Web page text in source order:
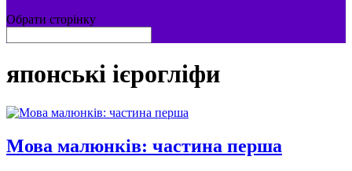
Обрати сторінку
японські ієрогліфи
Мова малюнків: частина перша